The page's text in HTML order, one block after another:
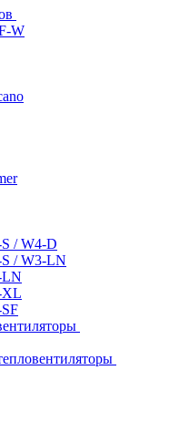
W
/ W4-D
/ W3-LN
LN
XL